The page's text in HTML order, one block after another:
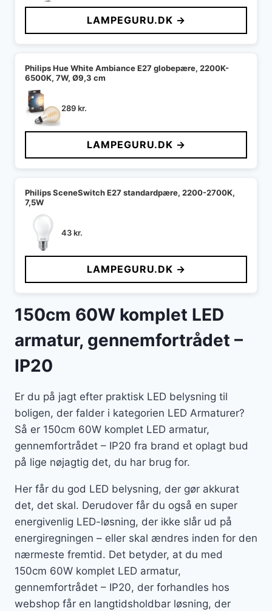
LAMPEGURU.DK →
Philips Hue White Ambiance E27 globepære, 2200K-
6500K, 7W, Ø9,3 cm
289kr.
LAMPEGURU.DK →
Philips SceneSwitch E27 standardpære, 2200-2700K,
7,5W
43kr.
LAMPEGURU.DK →
150cm 60W komplet LED
armatur, gennemfortrådet –
IP20
Er du på jagt efter praktisk LED belysning til
boligen, der falder i kategorien LED Armaturer?
Så er 150cm 60W komplet LED armatur,
gennemfortrådet – IP20 fra brand et oplagt bud
på lige nøjagtig det, du har brug for.
Her får du god LED belysning, der gør akkurat
det, det skal. Derudover får du også en super
energivenlig LED-løsning, der ikke slår ud på
energiregningen – eller skal ændres inden for den
nærmeste fremtid. Det betyder, at du med
150cm 60W komplet LED armatur,
gennemfortrådet – IP20, der forhandles hos
webshop får en langtidsholdbar løsning, der